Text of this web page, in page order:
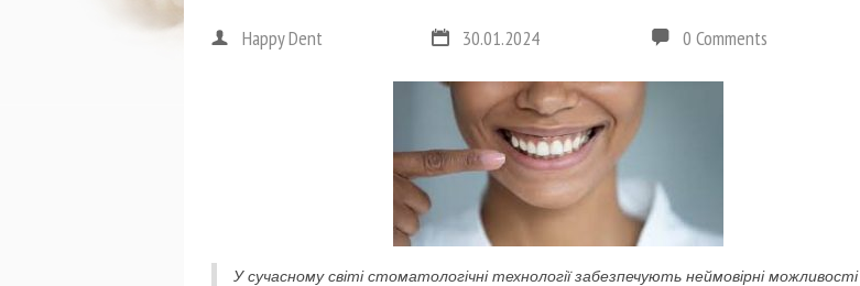
Happy Dent 30.01.2024 0 Comments
У сучасному світі стоматологічні технології забезпечують неймовірні можливості